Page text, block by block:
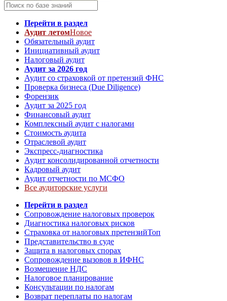
Перейти в раздел
Аудит летомНовое
Обязательный аудит
Инициативный аудит
Налоговый аудит
Аудит за 2026 год
Аудит со страховкой от претензий ФНС
Проверка бизнеса (Due Diligence)
Форензик
Аудит за 2025 год
Финансовый аудит
Комплексный аудит с налогами
Стоимость аудита
Отраслевой аудит
Экспресс-диагностика
Аудит консолидированной отчетности
Кадровый аудит
Аудит отчетности по МСФО
Все аудиторские услуги
Перейти в раздел
Сопровождение налоговых проверок
Диагностика налоговых рисков
Страховка от налоговых претензийТоп
Представительство в суде
Защита в налоговых спорах
Сопровождение вызовов в ИФНС
Возмещение НДС
Налоговое планирование
Консультации по налогам
Возврат переплаты по налогам